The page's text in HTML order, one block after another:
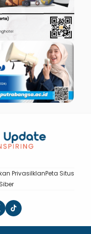
PrivasiIklanPeta Situs